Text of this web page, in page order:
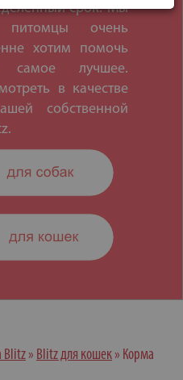
срок. Мы
очень
хотим помочь
лучшее.
в качестве
собственной
Blitz» Blitz для кошек» Корма